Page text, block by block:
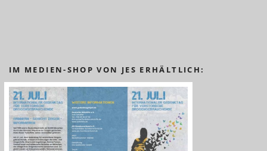
IM MEDIEN-SHOP VON JES ERHÄLTLICH: